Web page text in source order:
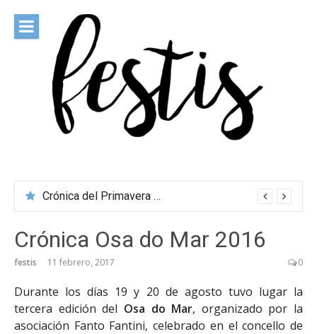
contenido
Crónica de O Son do Camiño 2026
Crónica Osa do Mar 2016
festis 11 febrero, 2017 0
Durante los días 19 y 20 de agosto tuvo lugar la
tercera edición del Osa do Mar, organizado por la
asociación Fanto Fantini, celebrado en el concello de